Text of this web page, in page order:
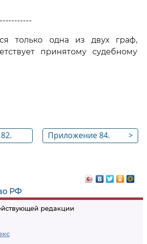
РФ
редакции
только одна из двух граф,
принятому судебному
ОБ
ВИДЕ
ПОД
>
Приложение 84.
МЕРЫ ПРЕСЕЧЕНИЯ
ДОМАШНЕГО
АРЕСТА